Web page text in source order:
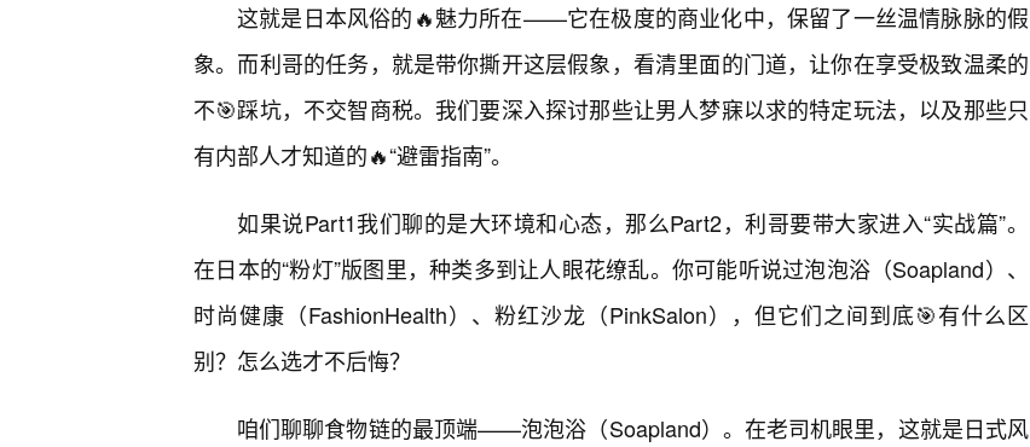
这就是日本风俗的🔥魅力所在——它在极度的商业化中，保留了一丝温情脉脉的假
象。而利哥的任务，就是带你撕开这层假象，看清里面的门道，让你在享受极致温柔的
不🎯踩坑，不交智商税。我们要深入探讨那些让男人梦寐以求的特定玩法，以及那些只
有内部人才知道的🔥“避雷指南”。
如果说Part1我们聊的是大环境和心态，那么Part2，利哥要带大家进入“实战篇”。
在日本的“粉灯”版图里，种类多到让人眼花缭乱。你可能听说过泡泡浴（Soapland）、
时尚健康（FashionHealth）、粉红沙龙（PinkSalon），但它们之间到底🎯有什么区
别？怎么选才不后悔？
咱们聊聊食物链的最顶端——泡泡浴（Soapland）。在老司机眼里，这就是日式风